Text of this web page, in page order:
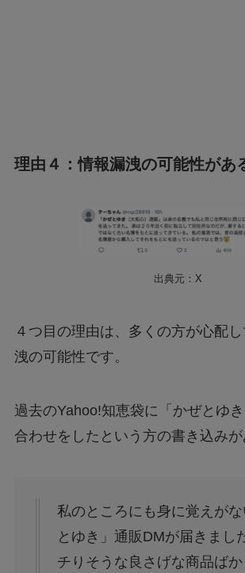
理由４：情報漏洩の可能性があ
出典元：X
４つ目の理由は、多くの方が心配
洩の可能性です。
過去のYahoo!知恵袋に「かぜとゆ
合わせをしたという方の書き込みが
私のところにも身に覚えが
とゆき」通販DMが届きまし
チりそうな良さげな商品ば